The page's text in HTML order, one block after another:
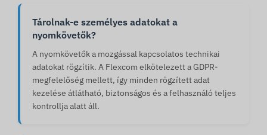
Tárolnak-e személyes adatokat a
nyomkövetők?
A nyomkövetők a mozgással kapcsolatos technikai
adatokat rögzítik. A Flexcom elkötelezett a GDPR-
megfelelőség mellett, így minden rögzített adat
kezelése átlátható, biztonságos és a felhasználó teljes
kontrollja alatt áll.